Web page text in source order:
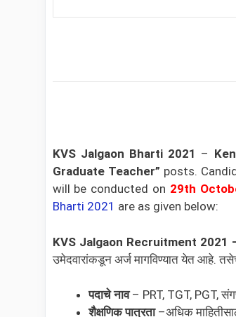
KVS Jalgaon Bharti 2021 –
Graduate Teacher” posts.
will be conducted on 29th
Bharti 2021 are as given below:
KVS Jalgaon Recruitment 2021 –
उमेदवारांकडून अर्ज मागविण्यात येत आहे.
पदाचे नाव– PRT, TGT, PGT,
शैक्षणिक पात्रता–अधिक